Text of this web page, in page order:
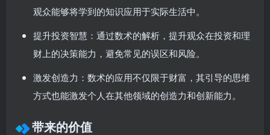
观众能够将学到的知识应用于实际生活中。
提升投资智慧： 通过数术的解析，提升观众在投资和理
财上的决策能力，避免常见的误区和风险。
激发创造力： 数术的应用不仅限于财富，其引导的思维
方式也能激发个人在其他领域的创造力和创新能力。
带来的价值